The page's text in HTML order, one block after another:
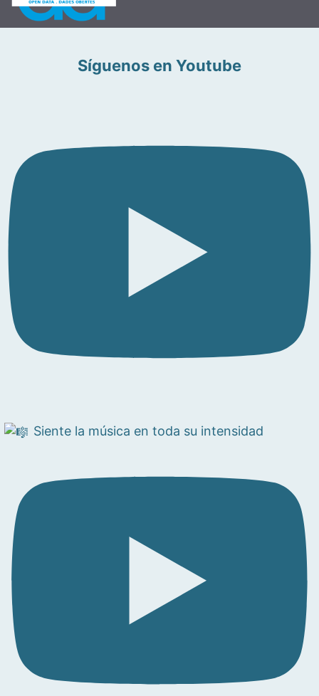
Síguenos en Youtube
Siente la música en toda su intensidad